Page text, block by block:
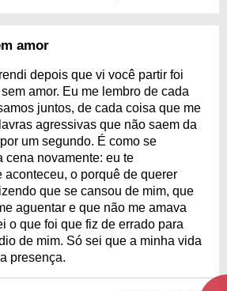
amor
depois que vi você partir foi
amor. Eu me lembro de cada
juntos, de cada coisa que me
agressivas que não saem da
um segundo. É como se
cena novamente: eu te
aconteceu, o porquê de querer
que se cansou de mim, que
aguentar e que não me amava
o que foi que fiz de errado para
de mim. Só sei que a minha vida
presença.